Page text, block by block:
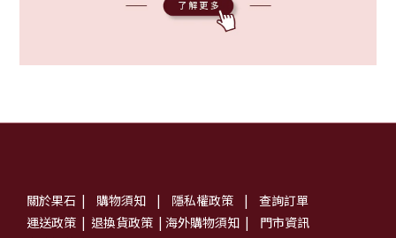
關於果石 | 購物須知 | 隱私權政策 | 查詢訂單
運送政策 | 退換貨政策 | 海外購物須知 | 門市資訊